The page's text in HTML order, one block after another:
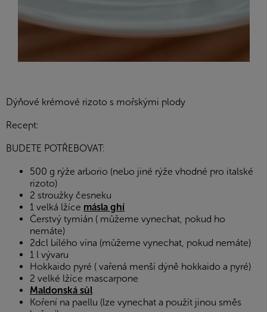
Dýňové krémové rizoto s mořskými plody
Recept:
BUDETE POTŘEBOVAT:
500 g rýže arborio (nebo jiné rýže vhodné pro italské
rizoto)
2 stroužky česneku
1 velká lžíce másla ghí
Čerstvý tymián ( můžeme vynechat, pokud ho
nemáte)
2dcl bílého vína (můžeme vynechat, pokud nemáte)
1 l vývaru
Hokkaido pyré ( vařená menší dýně hokkaido a pyré)
2 velké lžíce mascarpone
Maldonská sůl
Koření na paellu (lze vynechat a použít jinou směs